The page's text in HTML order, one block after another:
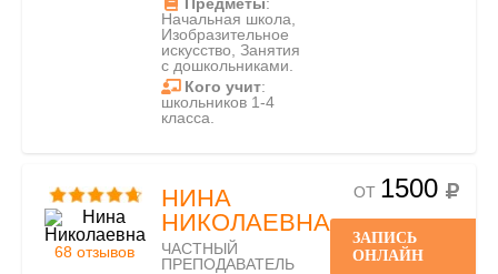
Начальная школа,
Изобразительное
искусство, Занятия
с дошкольниками.
Кого учит:
школьников 1-4
класса.
68 отзывов
НИНА
НИКОЛАЕВНА
ЧАСТНЫЙ
ПРЕПОДАВАТЕЛЬ
ОТ 1500
ЗАПИСЬ
ОНЛАЙН